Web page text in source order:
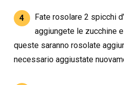
4
Fate rosolare 2 spicchi
aggiungete le zucchine
queste saranno rosolate
necessario aggiustate